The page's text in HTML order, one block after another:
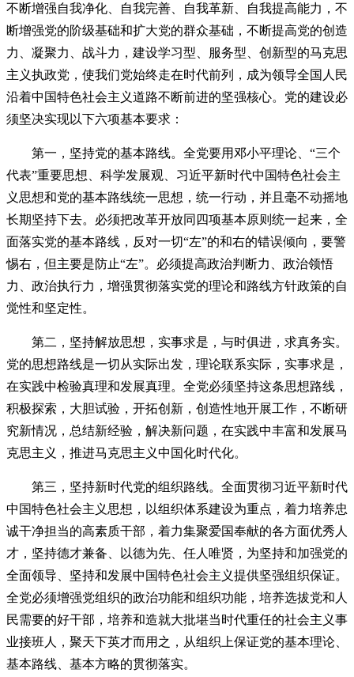
不断增强自我净化、自我完善、自我革新、自我提高能力，不
断增强党的阶级基础和扩大党的群众基础，不断提高党的创造
力、凝聚力、战斗力，建设学习型、服务型、创新型的马克思
主义执政党，使我们党始终走在时代前列，成为领导全国人民
沿着中国特色社会主义道路不断前进的坚强核心。党的建设必
须坚决实现以下六项基本要求：
第一，坚持党的基本路线。全党要用邓小平理论、“三个
代表”重要思想、科学发展观、习近平新时代中国特色社会主
义思想和党的基本路线统一思想，统一行动，并且毫不动摇地
长期坚持下去。必须把改革开放同四项基本原则统一起来，全
面落实党的基本路线，反对一切“左”的和右的错误倾向，要警
惕右，但主要是防止“左”。必须提高政治判断力、政治领悟
力、政治执行力，增强贯彻落实党的理论和路线方针政策的自
觉性和坚定性。
第二，坚持解放思想，实事求是，与时俱进，求真务实。
党的思想路线是一切从实际出发，理论联系实际，实事求是，
在实践中检验真理和发展真理。全党必须坚持这条思想路线，
积极探索，大胆试验，开拓创新，创造性地开展工作，不断研
究新情况，总结新经验，解决新问题，在实践中丰富和发展马
克思主义，推进马克思主义中国化时代化。
第三，坚持新时代党的组织路线。全面贯彻习近平新时代
中国特色社会主义思想，以组织体系建设为重点，着力培养忠
诚干净担当的高素质干部，着力集聚爱国奉献的各方面优秀人
才，坚持德才兼备、以德为先、任人唯贤，为坚持和加强党的
全面领导、坚持和发展中国特色社会主义提供坚强组织保证。
全党必须增强党组织的政治功能和组织功能，培养选拔党和人
民需要的好干部，培养和造就大批堪当时代重任的社会主义事
业接班人，聚天下英才而用之，从组织上保证党的基本理论、
基本路线、基本方略的贯彻落实。